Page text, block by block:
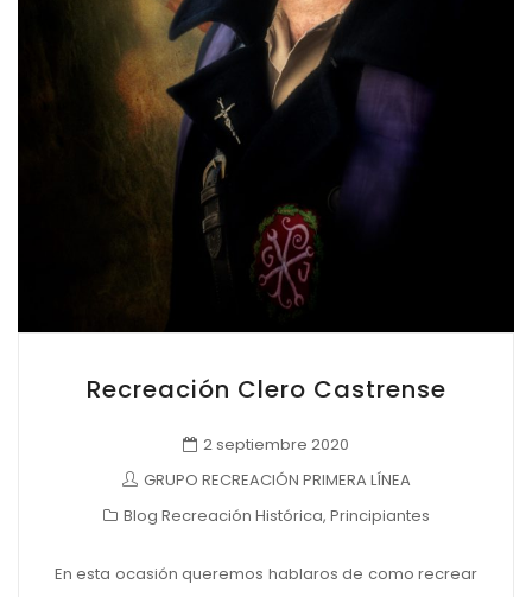
Recreación Clero Castrense
2 septiembre 2020
GRUPO RECREACIÓN PRIMERA LÍNEA
Blog Recreación Histórica, Principiantes
En esta ocasión queremos hablaros de como recrear